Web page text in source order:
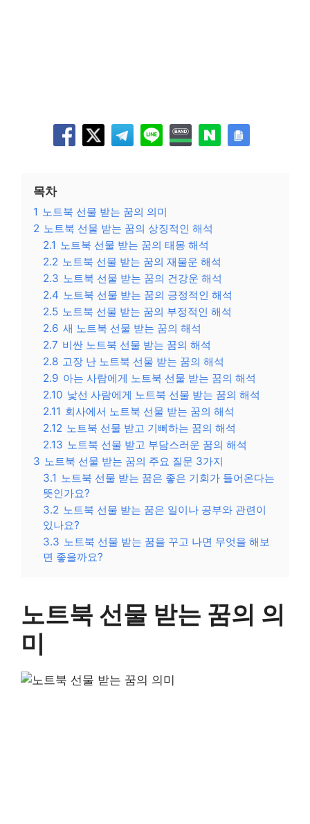
목차
1 노트북 선물 받는 꿈의 의미
2 노트북 선물 받는 꿈의 상징적인 해석
2.1 노트북 선물 받는 꿈의 태몽 해석
2.2 노트북 선물 받는 꿈의 재물운 해석
2.3 노트북 선물 받는 꿈의 건강운 해석
2.4 노트북 선물 받는 꿈의 긍정적인 해석
2.5 노트북 선물 받는 꿈의 부정적인 해석
2.6 새 노트북 선물 받는 꿈의 해석
2.7 비싼 노트북 선물 받는 꿈의 해석
2.8 고장 난 노트북 선물 받는 꿈의 해석
2.9 아는 사람에게 노트북 선물 받는 꿈의 해석
2.10 낯선 사람에게 노트북 선물 받는 꿈의 해석
2.11 회사에서 노트북 선물 받는 꿈의 해석
2.12 노트북 선물 받고 기뻐하는 꿈의 해석
2.13 노트북 선물 받고 부담스러운 꿈의 해석
3 노트북 선물 받는 꿈의 주요 질문 3가지
3.1 노트북 선물 받는 꿈은 좋은 기회가 들어온다는
뜻인가요?
3.2 노트북 선물 받는 꿈은 일이나 공부와 관련이
있나요?
3.3 노트북 선물 받는 꿈을 꾸고 나면 무엇을 해보
면 좋을까요?
노트북 선물 받는 꿈의 의
미